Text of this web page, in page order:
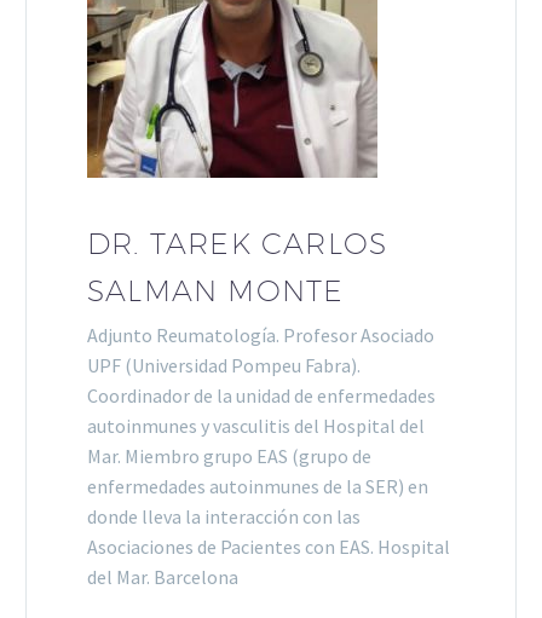
DR. TAREK CARLOS
SALMAN MONTE
Adjunto Reumatología. Profesor Asociado
UPF (Universidad Pompeu Fabra).
Coordinador de la unidad de enfermedades
autoinmunes y vasculitis del Hospital del
Mar. Miembro grupo EAS (grupo de
enfermedades autoinmunes de la SER) en
donde lleva la interacción con las
Asociaciones de Pacientes con EAS. Hospital
del Mar. Barcelona